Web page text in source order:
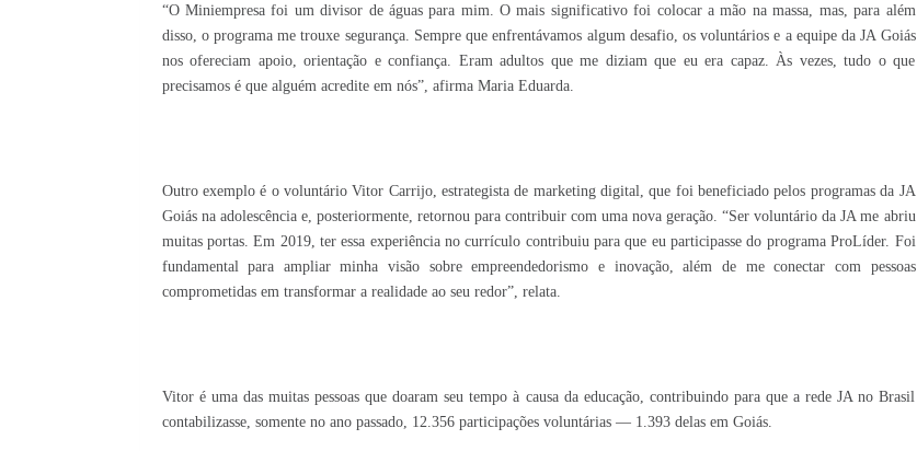
“O Miniempresa foi um divisor de águas para mim. O mais significativo foi colocar a mão na massa, mas, para além
disso, o programa me trouxe segurança. Sempre que enfrentávamos algum desafio, os voluntários e a equipe da JA Goiás
nos ofereciam apoio, orientação e confiança. Eram adultos que me diziam que eu era capaz. Às vezes, tudo o que
precisamos é que alguém acredite em nós”, afirma Maria Eduarda.
Outro exemplo é o voluntário Vitor Carrijo, estrategista de marketing digital, que foi beneficiado pelos programas da JA
Goiás na adolescência e, posteriormente, retornou para contribuir com uma nova geração. “Ser voluntário da JA me abriu
muitas portas. Em 2019, ter essa experiência no currículo contribuiu para que eu participasse do programa ProLíder. Foi
fundamental para ampliar minha visão sobre empreendedorismo e inovação, além de me conectar com pessoas
comprometidas em transformar a realidade ao seu redor”, relata.
Vitor é uma das muitas pessoas que doaram seu tempo à causa da educação, contribuindo para que a rede JA no Brasil
contabilizasse, somente no ano passado, 12.356 participações voluntárias — 1.393 delas em Goiás.